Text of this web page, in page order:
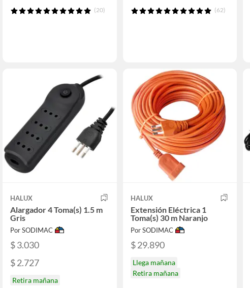
(20) (62)
HALUX
Alargador 4 Toma(s) 1.5 m
Gris
Por SODIMAC
$ 3.030
$ 2.727
Retira mañana
HALUX
Extensión Eléctrica 1
Toma(s) 30 m Naranjo
Por SODIMAC
$ 29.890
Llega mañana
Retira mañana